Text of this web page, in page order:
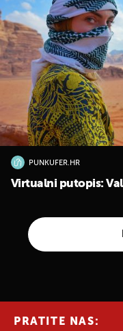
PUNKUFER.HR
Virtualni putopis:
PRATITE NAS: